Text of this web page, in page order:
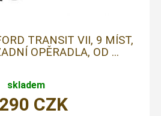
TRANSIT VII, 9 MÍST,
OPĚRADLA, OD ...
skladem
CZK